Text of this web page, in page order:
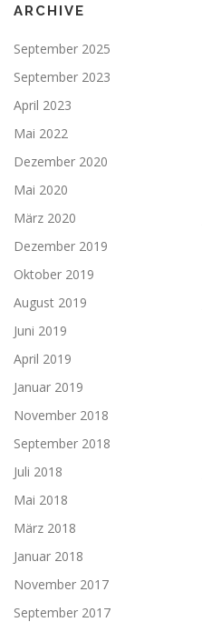
ARCHIVE
September 2025
September 2023
April 2023
Mai 2022
Dezember 2020
Mai 2020
März 2020
Dezember 2019
Oktober 2019
August 2019
Juni 2019
April 2019
Januar 2019
November 2018
September 2018
Juli 2018
Mai 2018
März 2018
Januar 2018
November 2017
September 2017